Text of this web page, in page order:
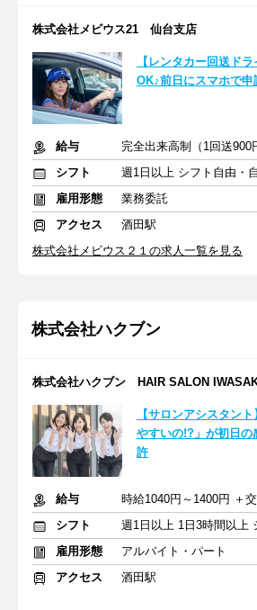
株式会社メビウス21 仙台支店
【レンタカー回送ド
OK♪前日にスマホで
給与
シフト
週1日以上 シフト自由・
雇用形態
業務委託
アクセス
酒田駅
株式会社メビウス２１の求人一覧を見る
株式会社ハクブン
株式会社ハクブン HAIR SALON
【サロンアシスタン
やすいの!?」が初日の
許
給与
時給1040円～1400円 ＋
シフト
雇用形態
アルバイト・パート
アクセス
酒田駅